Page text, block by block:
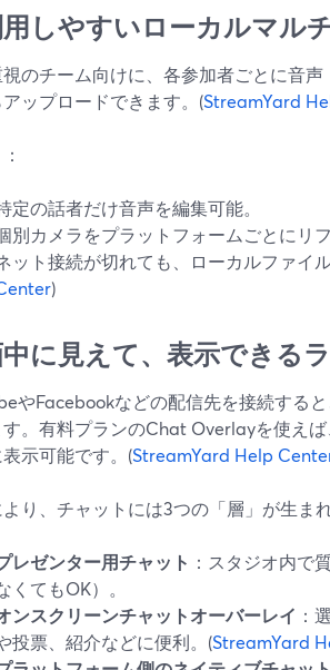
しやすいローカルマル
のチーム向けに、各参加者ごとに音
ップロードできます。(StreamYard
定の話者だけ音声を編集可能。
別カメラをプラットフォームごとにリ
ット接続が切れても、ローカルファイ
)
に見えて、表示できる
やFacebookなどの配信先を接続する
す。有料プランのChat Overlayを使え
表示可能です。(StreamYard Help
り、チャットには3つの「層」が生ま
レゼンター用チャット ：スタジオ内で
くてもOK）。
ンスクリーンチャットオーバーレイ ：
投票、紹介などに便利。(StreamYard